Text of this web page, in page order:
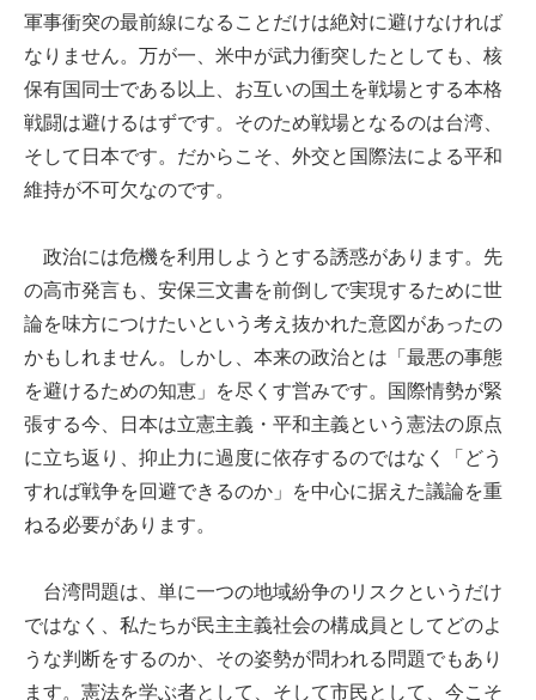
軍事衝突の最前線になることだけは絶対に避けなければ
なりません。万が一、米中が武力衝突したとしても、核
保有国同士である以上、お互いの国土を戦場とする本格
戦闘は避けるはずです。そのため戦場となるのは台湾、
そして日本です。だからこそ、外交と国際法による平和
維持が不可欠なのです。
政治には危機を利用しようとする誘惑があります。先
の高市発言も、安保三文書を前倒しで実現するために世
論を味方につけたいという考え抜かれた意図があったの
かもしれません。しかし、本来の政治とは「最悪の事態
を避けるための知恵」を尽くす営みです。国際情勢が緊
張する今、日本は立憲主義・平和主義という憲法の原点
に立ち返り、抑止力に過度に依存するのではなく「どう
すれば戦争を回避できるのか」を中心に据えた議論を重
ねる必要があります。
台湾問題は、単に一つの地域紛争のリスクというだけ
ではなく、私たちが民主主義社会の構成員としてどのよ
うな判断をするのか、その姿勢が問われる問題でもあり
ます。憲法を学ぶ者として、そして市民として、今こそ